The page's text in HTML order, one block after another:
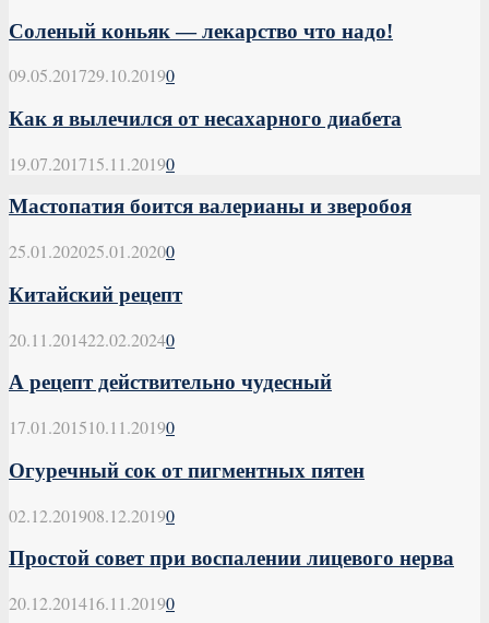
Соленый коньяк — лекарство что надо!
09.05.201729.10.20190
Как я вылечился от несахарного диабета
19.07.201715.11.20190
Мастопатия боится валерианы и зверобоя
25.01.202025.01.20200
Китайский рецепт
20.11.201422.02.20240
А рецепт действительно чудесный
17.01.201510.11.20190
Огуречный сок от пигментных пятен
02.12.201908.12.20190
Простой совет при воспалении лицевого нерва
20.12.201416.11.20190